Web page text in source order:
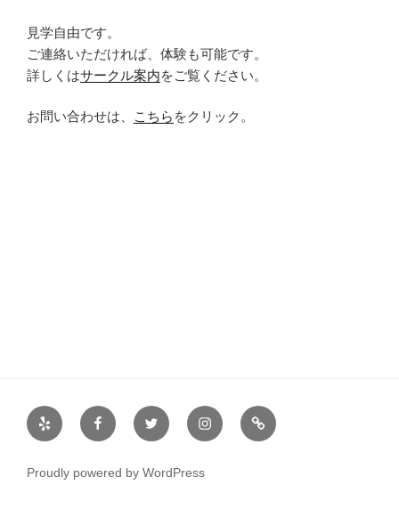
見学自由です。
ご連絡いただければ、体験も可能です。
詳しくはサークル案内をご覧ください。
お問い合わせは、 こちら をクリック。
Yelp FacebookTwitter Instagram
サ
ー
Proudly powered by WordPress